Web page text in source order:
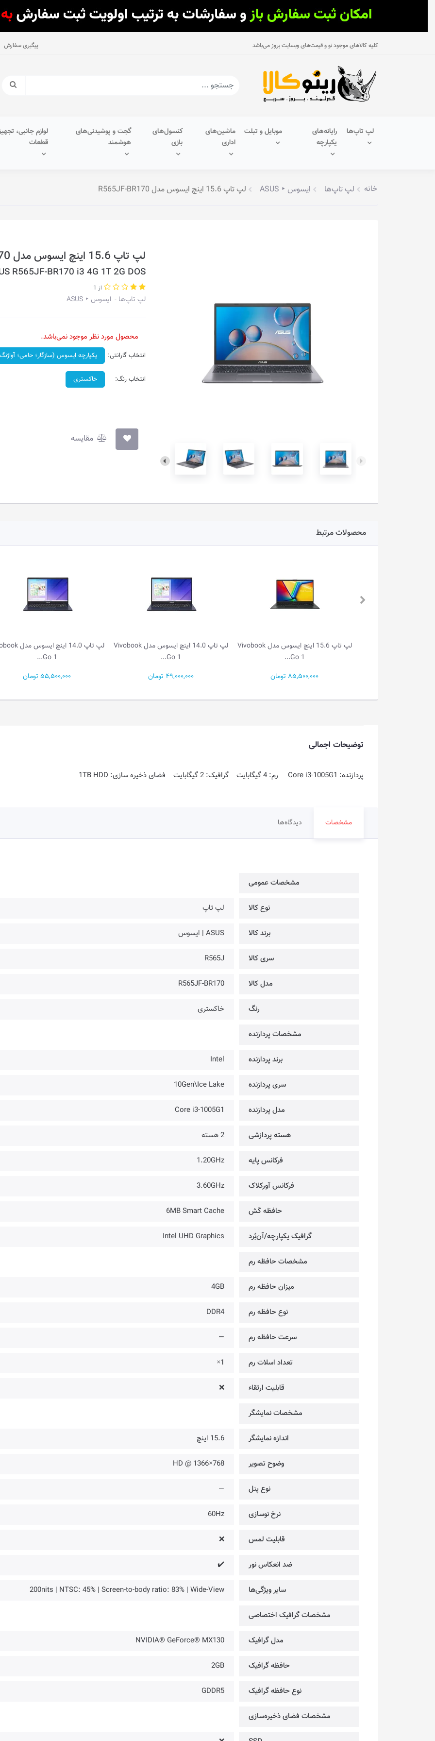
کلیه کالاهای موجود نو و قیمت‌های وبسایت بروز می‌باشد پیگیری سفارش
لپ تاپ‌ها
رایانه‌های
یکپارچه
موبایل و تبلت
ماشین‌های
اداری
کنسول‌های
بازی
گجت و پوشیدنی‌های
هوشمند
لوازم جانبی،
قطعات
خانه لپ تاپ‌ها ایسوس ‣ ASUS لپ تاپ 15.6 اینچ ایسوس مدل R565JF-BR170
لپ تاپ 15.6 اینچ ایسوس مدل R565JF-BR170
R565JF-BR170 i3 4G 1T 2G DOS
از 1
لپ تاپ‌ها ایسوس ‣ ASUS
محصول مورد نظر موجود نمی‌باشد.
انتخاب گارانتی: یکپارچه ایسوس (سازگار؛ حامی؛
انتخاب رنگ: خاکستری
مقایسه
محصولات مرتبط
لپ تاپ 14.0 اینچ ایسوس مدل Vivobook
Go 1...
49,000,000 تومان
لپ تاپ 14.0 اینچ ایسوس مدل Vivobook
Go 1...
55,500,000 تومان
Ga...
281,400,000 تومان
توضیحات اجمالی
پردازنده: Core i3-1005G1 رم: 4 گیگابایت گرافیک: 2 گیگابایت فضای ذخیره سازی: 1TB HDD
مشخصات دیدگاه‌ها
مشخصات عمومی
نوع کالا لپ تاپ
برند کالا ASUS | ایسوس
سری کالا R565J
مدل کالا R565JF-BR170
رنگ خاکستری
مشخصات پردازنده
برند پردازنده Intel
سری پردازنده 10Gen\Ice Lake
مدل پردازنده Core i3-1005G1
هسته پردازشی 2 هسته
فرکانس پایه 1.20GHz
فرکانس آورکلاک 3.60GHz
حافظه کَش 6MB Smart Cache
گرافیک یکپارچه/آن‌بُرد Intel UHD Graphics
مشخصات حافظه رم
میزان حافظه رم 4GB
نوع حافظه رم DDR4
سرعت حافظه رم —
تعداد اسلات رم 1×
قابلیت ارتقاء ❌
مشخصات نمایشگر
اندازه نمایشگر 15.6 اینچ
وضوح تصویر 768×1366 @ HD
نوع پنل —
نرخ نوسازی 60Hz
قابلیت لمس ❌
ضد انعکاس نور ✔️
سایر ویژگی‌ها 200nits | NTSC: 45% | Screen-to-body ratio: 83% | Wide-View
مشخصات گرافیک اختصاصی
مدل گرافیک NVIDIA® GeForce® MX130
حافظه گرافیک 2GB
نوع حافظه گرافیک GDDR5
مشخصات فضای ذخیره‌سازی